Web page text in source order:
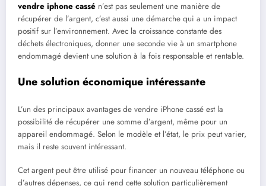
vendre iphone cassé n’est pas seulement une manière de
récupérer de l’argent, c’est aussi une démarche qui a un impact
positif sur l’environnement. Avec la croissance constante des
déchets électroniques, donner une seconde vie à un smartphone
endommagé devient une solution à la fois responsable et rentable.
Une solution économique intéressante
L’un des principaux avantages de vendre iPhone cassé est la
possibilité de récupérer une somme d’argent, même pour un
appareil endommagé. Selon le modèle et l’état, le prix peut varier,
mais il reste souvent intéressant.
Cet argent peut être utilisé pour financer un nouveau téléphone ou
d’autres dépenses, ce qui rend cette solution particulièrement